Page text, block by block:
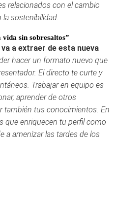
relacionados con el cambio
sostenibilidad.
sin sobresaltos”
a extraer de esta nueva
hacer un formato nuevo que
El directo te curte y
Trabajar en equipo es
aprender de otros
también tus conocimientos. En
que enriquecen tu perfil como
a amenizar las tardes de los